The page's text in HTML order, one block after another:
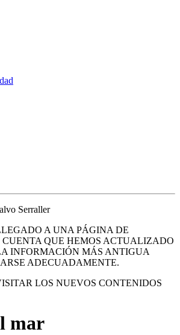
Serraller
A UNA PÁGINA DE
QUE HEMOS ACTUALIZADO
INFORMACIÓN MÁS ANTIGUA
ADECUADAMENTE.
LOS NUEVOS CONTENIDOS
mar